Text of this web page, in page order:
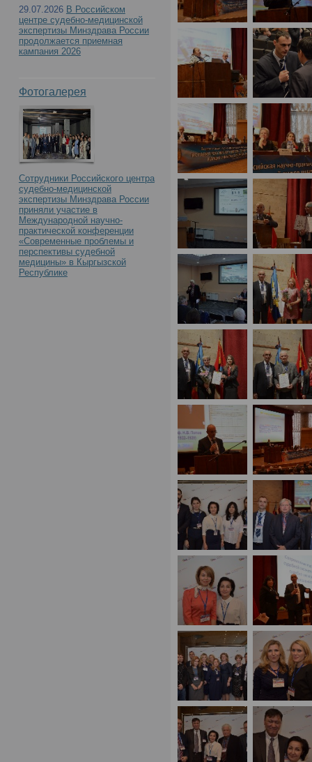
29.07.2026 В Российском
центре судебно-медицинской
экспертизы Минздрава России
продолжается приемная
кампания 2026
Фотогалерея
Сотрудники Российского центра
судебно-медицинской
экспертизы Минздрава России
приняли участие в
Международной научно-
практической конференции
«Современные проблемы и
перспективы судебной
медицины» в Кыргызской
Республике